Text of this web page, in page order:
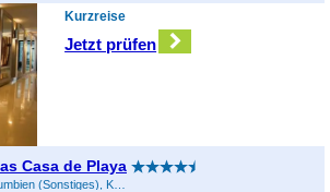
Kurzreise
Jetzt prüfen
Casa de Playa
Cartagena, Kolumbien (Sonstiges), Kolumbien